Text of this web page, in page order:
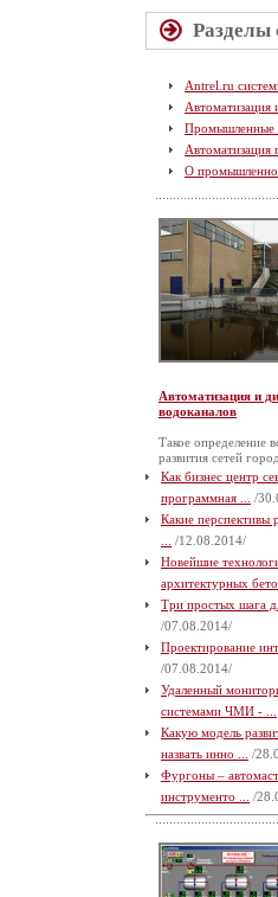
Разделы
Antrel.ru
Автоматизация
Промышленные
Автоматизация
О
Автоматизация и
водоканалов
Такое определение
развития сетей
Как бизнес центр
программная ...
/
Какие перспективы
/12.08.2014/
Новейшие
архитектурных
Три простых шага
/07.08.2014/
Проектирование
/07.08.2014/
Удаленный
системами ЧМИ - ...
Какую модель
назвать инно ...
/
Фургоны –
инструменто ...
/